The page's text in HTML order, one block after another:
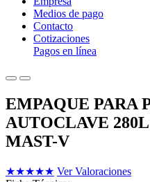
Medios de pago
Contacto
Cotizaciones
Pagos en línea
EMPAQUE PARA
AUTOCLAVE
MAST-V
★★★★★ Ver Valoraciones